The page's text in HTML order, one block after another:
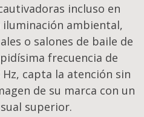
incluso en
iluminación ambiental,
o salones de baile de
frecuencia de
capta la atención sin
de su marca con un
superior.